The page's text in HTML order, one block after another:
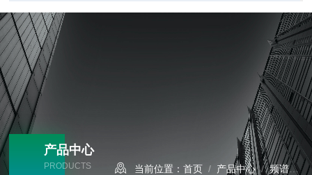
产品中心
PRODUCTS 当前位置：首页 / 产品中心/频谱分析仪